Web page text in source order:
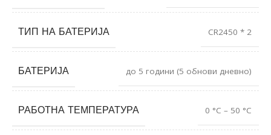
ТИП НА БАТЕРИЈА CR2450 * 2
БАТЕРИЈА до 5 години (5 обнови дневно)
РАБОТНА ТЕМПЕРАТУРА 0 °C – 50 °C